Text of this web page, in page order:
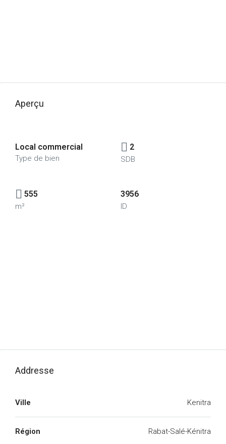
Aperçu
Local commercial
Type de bien
2
SDB
555
m²
3956
ID
Addresse
Ville Kenitra
Région Rabat-Salé-Kénitra